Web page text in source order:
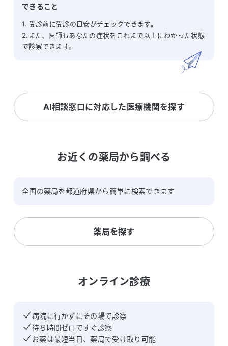
できること
1. 受診前に受診の目安がチェックできます。
2.また、医師もあなたの症状をこれまで以上にわかった状態
で診察できます。
AI相談窓口に対応した医療機関を探す
お近くの薬局から調べる
全国の薬局を都道府県から簡単に検索できます
薬局を探す
オンライン診療
病院に行かずにその場で診察
待ち時間ゼロですぐ診察
お薬は最短当日、薬局で受け取り可能